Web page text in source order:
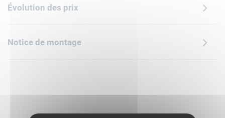
sur l'une des 5 briques d'action. En invitant les tout-petits à
au développement de la patience et de la curiosité. L'appli
gratuite LEGO DUPLO Interactive Trains permet aux tout-
Évolution des prix
Notice de montage